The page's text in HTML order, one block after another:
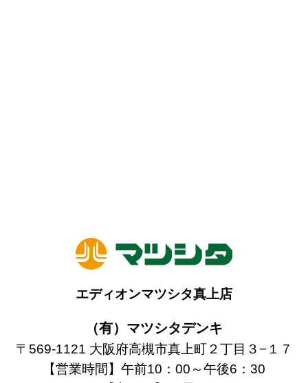
エディオンマツシタ真上店
（有）マツシタデンキ
〒569-1121 大阪府高槻市真上町２丁目３−１７
【営業時間】午前10：00～午後6：30